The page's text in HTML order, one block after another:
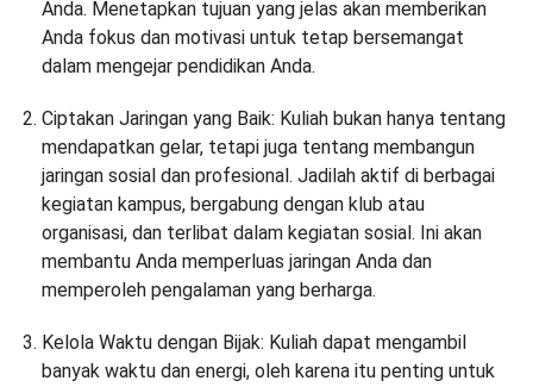
Anda. Menetapkan tujuan yang jelas akan memberikan
Anda fokus dan motivasi untuk tetap bersemangat
dalam mengejar pendidikan Anda.
Ciptakan Jaringan yang Baik: Kuliah bukan hanya tentang
mendapatkan gelar, tetapi juga tentang membangun
jaringan sosial dan profesional. Jadilah aktif di berbagai
kegiatan kampus, bergabung dengan klub atau
organisasi, dan terlibat dalam kegiatan sosial. Ini akan
membantu Anda memperluas jaringan Anda dan
memperoleh pengalaman yang berharga.
Kelola Waktu dengan Bijak: Kuliah dapat mengambil
banyak waktu dan energi, oleh karena itu penting untuk